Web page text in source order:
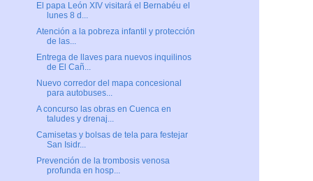
El papa León XIV visitará el Bernabéu el
lunes 8 d...
Atención a la pobreza infantil y protección
de las...
Entrega de llaves para nuevos inquilinos
de El Cañ...
Nuevo corredor del mapa concesional
para autobuses...
A concurso las obras en Cuenca en
taludes y drenaj...
Camisetas y bolsas de tela para festejar
San Isidr...
Prevención de la trombosis venosa
profunda en hosp...